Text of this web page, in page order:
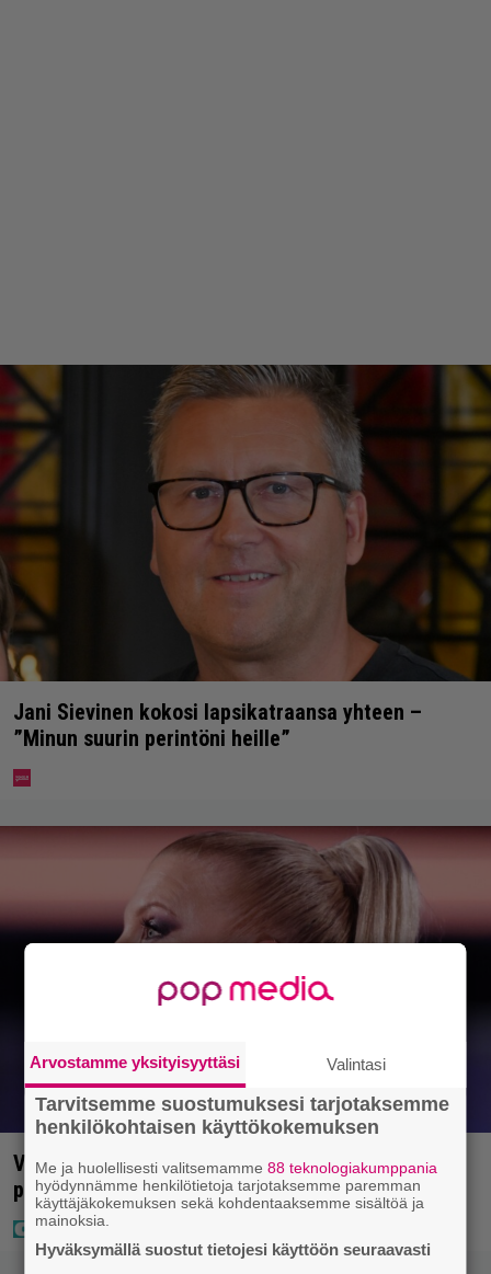
Jani Sievinen kokosi lapsikatraansa yhteen –
”Minun suurin perintöni heille”
Vappu Pimiä sai huonoa palvelua ravintolassa –
pettyi siellä kahteen asiaan
Arvostamme yksityisyyttäsi Valintasi
Tarvitsemme suostumuksesi tarjotaksemme
henkilökohtaisen käyttökokemuksen
Me ja huolellisesti valitsemamme88 teknologiakumppania
hyödynnämme henkilötietoja tarjotaksemme paremman
käyttäjäkokemuksen sekä kohdentaaksemme sisältöä ja
mainoksia.
Hyväksymällä suostut tietojesi käyttöön seuraavasti